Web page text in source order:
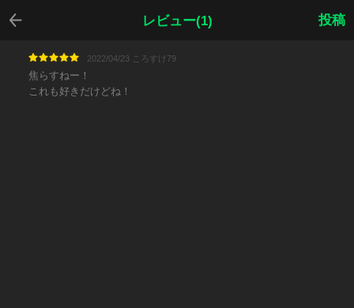
レビュー(1)
戻る
投稿
2022/04/23 ころすけ79
焦らすねー！
これも好きだけどね！